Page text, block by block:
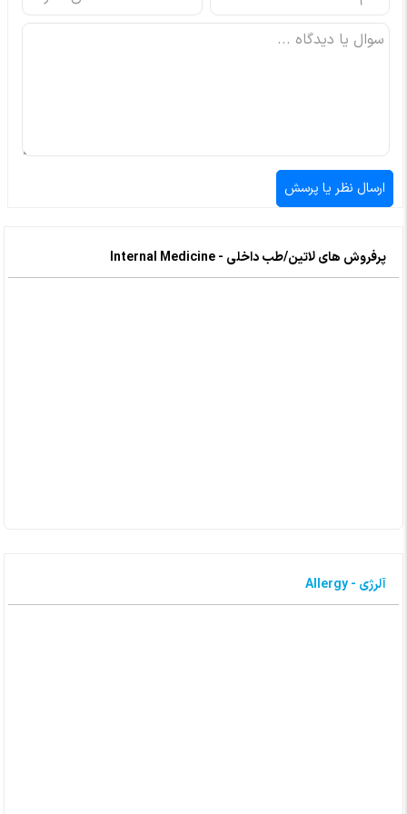
پرفروش های لاتین/طب داخلی - Internal Medicine
آلرژی - Allergy